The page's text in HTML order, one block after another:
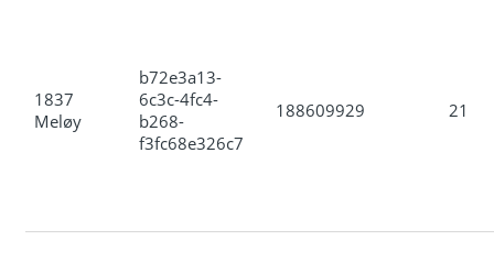
1837
Meløy
b72e3a13-
6c3c-4fc4-
b268-
f3fc68e326c7
188609929 21